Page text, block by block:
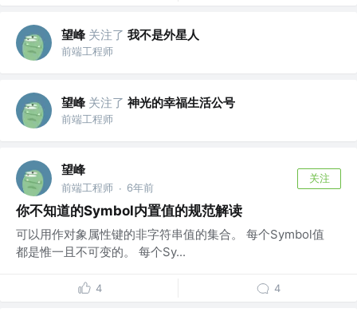
望峰 关注了 我不是外星人
前端工程师
望峰 关注了 神光的幸福生活公号
前端工程师
望峰
前端工程师 · 6年前
关注
你不知道的Symbol内置值的规范解读
可以用作对象属性键的非字符串值的集合。 每个Symbol值
都是惟一且不可变的。 每个Sy...
4 4